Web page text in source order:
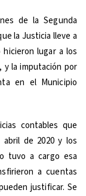
de la Segunda
la Justicia lleve a
lugar a los
y la imputación por
en el Municipio
contables que
abril de 2020 y los
tuvo a cargo esa
a cuentas
justificar. Se